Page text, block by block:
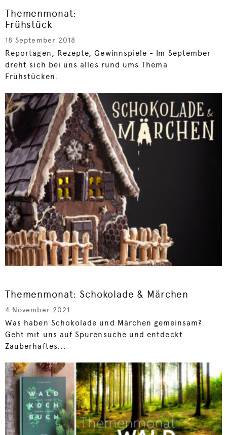
Themenmonat:
Frühstück
18 September 2018
Reportagen, Rezepte, Gewinnspiele - Im September
dreht sich bei uns alles rund ums Thema
Frühstücken.
Themenmonat: Schokolade & Märchen
4 November 2021
Was haben Schokolade und Märchen gemeinsam?
Geht mit uns auf Spurensuche und entdeckt
Zauberhaftes...